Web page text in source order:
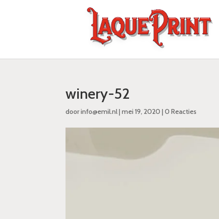
winery-52
doorinfo@emil.nl|mei 19, 2020 |0 Reacties